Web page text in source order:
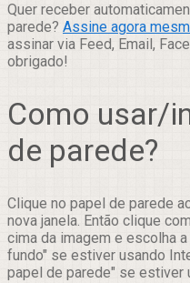
Quer receber
parede? Assine agora
assinar via Feed, Email,
obrigado!
Como usar/
de parede?
Clique no papel de parede
nova janela. Então clique
cima da imagem e escolha
fundo" se estiver usando
papel de parede" se estiver